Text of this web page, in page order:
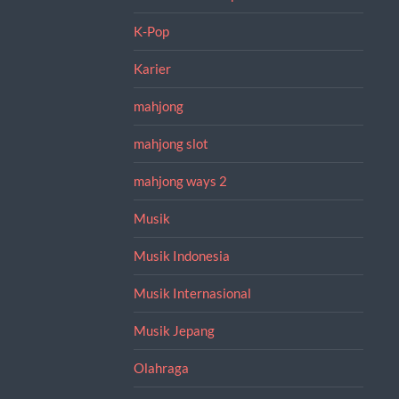
K-Pop
Karier
mahjong
mahjong slot
mahjong ways 2
Musik
Musik Indonesia
Musik Internasional
Musik Jepang
Olahraga